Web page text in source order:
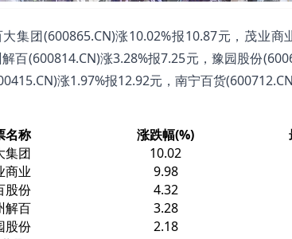
集团(600865.CN)涨10.02%报10.87元，茂业商
百(600814.CN)涨3.28%报7.25元，豫园股份
涨1.97%报12.92元，南宁百货
名称 涨跌幅(%)
集团 10.02
商业 9.98
股份 4.32
解百 3.28
股份 2.18